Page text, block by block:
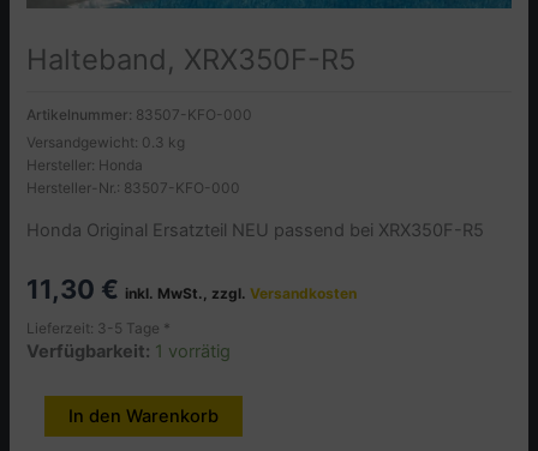
Halteband, XRX350F-R5
Artikelnummer: 83507-KFO-000
Versandgewicht: 0.3 kg
Hersteller: Honda
Hersteller-Nr.: 83507-KFO-000
Honda Original Ersatzteil NEU passend bei XRX350F-R5
11,30 € inkl. MwSt., zzgl.Versandkosten
Lieferzeit: 3-5 Tage *
Verfügbarkeit: 1 vorrätig
Halteband,
XRX350F-
In den Warenkorb